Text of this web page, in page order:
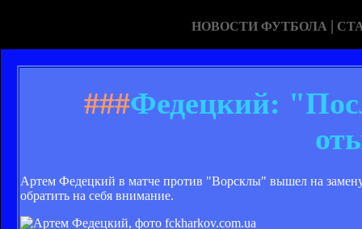
НОВОСТИ ФУТБОЛА |
###Федецкий:
Артем Федецкий в матче против "Ворсклы" вышел на
обратить на себя внимание.